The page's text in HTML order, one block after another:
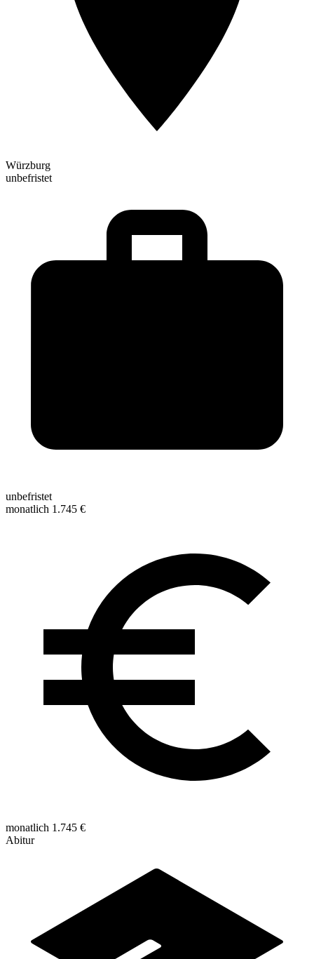
Würzburg
unbefristet
unbefristet
monatlich 1.745 €
monatlich 1.745 €
Abitur